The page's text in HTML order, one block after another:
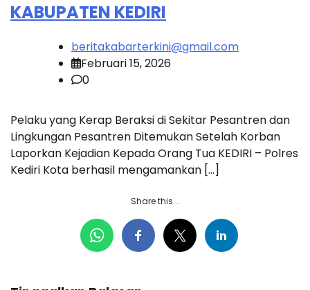
KABUPATEN KEDIRI
beritakabarterkini@gmail.com
Februari 15, 2026
0
Pelaku yang Kerap Beraksi di Sekitar Pesantren dan
Lingkungan Pesantren Ditemukan Setelah Korban
Laporkan Kejadian Kepada Orang Tua KEDIRI – Polres
Kediri Kota berhasil mengamankan […]
Share this...